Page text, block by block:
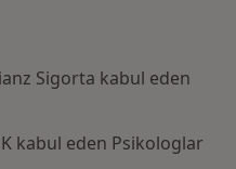
Sigorta kabul eden
kabul eden Psikologlar